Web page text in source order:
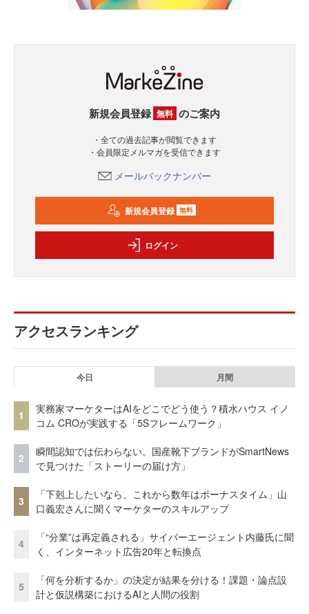
新規会員登録 無料 のご案内
・全ての過去記事が閲覧できます
・会員限定メルマガを受信できます
メールバックナンバー
新規会員登録 無料
ログイン
アクセスランキング
今日 月間
1
実務家マーケターはAIをどこでどう使う？積水ハウス イノ
コム CROが実践する「5Sフレームワーク」
2
瞬間認知では伝わらない。国産靴下ブランドがSmartNews
で見つけた「ストーリーの届け方」
3
「下剋上したいなら、これから数年はボーナスタイム」山
口義宏さんに聞くマーケターのスキルアップ
4
「“分業”は再定義される」サイバーエージェント内藤氏に聞
く、インターネット広告20年と転換点
5
「何を分析するか」の決定が結果を分ける！課題・論点設
計と仮説構築におけるAIと人間の役割